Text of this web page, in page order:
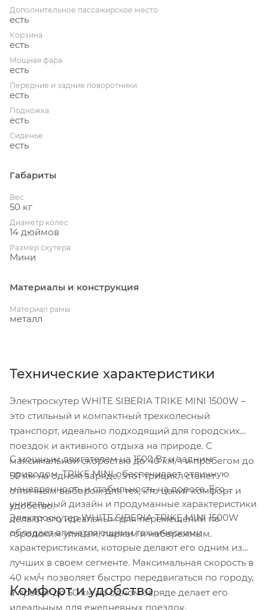
Дополнительное пассажирское место
есть
Корзина
есть
Мощная фара
есть
Передние и задние поворотники
есть
Подножка
есть
Сиденье
есть
Габариты
Вес
50 кг
Диаметр колес
14 дюймов
Размер скутера
Мини
Материалы и конструкция
Материал рамы
металл
Технические характеристики
Электроскутер WHITE SIBERIA TRIKE MINI 1500W –
это стильный и компактный трехколесный
транспорт, идеально подходящий для городских
поездок и активного отдыха на природе. С
максимальной скоростью до 40 км/ч и пробегом до
50 км на одном заряде, этот трицикл станет
отличным выбором для тех, кто ценит комфорт и
удобство.
С мощным двигателем на 1500 Вт и задним
приводом, TRIKE MINI обеспечивает отличную
маневренность и стабильность на дороге. Его
уникальный дизайн и продуманные характеристики
делают его идеальным для перемещений по
городским улицам, паркам и набережным.
Электроскутер WHITE SIBERIA TRIKE MINI 1500W
обладает впечатляющими техническими
характеристиками, которые делают его одним из
лучших в своем сегменте. Максимальная скорость в
40 км/ч позволяет быстро передвигаться по городу,
а пробег до 50 км на одном заряде делает его
идеальным для ежедневных поездок.
Комфорт и удобство